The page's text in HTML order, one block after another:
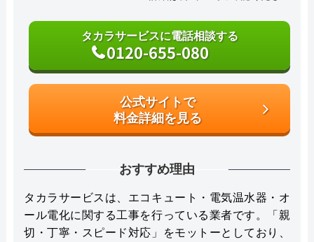
タカラサービスに電話相談する
0120-655-080
公式サイトで
料金詳細を見る
おすすめ理由
タカラサービスは、エコキュート・電気温水器・オ
ール電化に関する工事を行っている業者です。「親
切・丁寧・スピード対応」をモットーとしており、